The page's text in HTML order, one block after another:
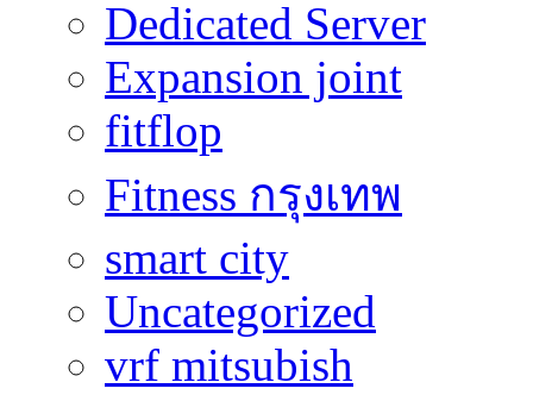
Dedicated Server
Expansion joint
fitflop
Fitness กรุงเทพ
smart city
Uncategorized
vrf mitsubish